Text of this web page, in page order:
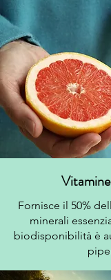
Fornisce il 50%
minerali
biodisponibilità è